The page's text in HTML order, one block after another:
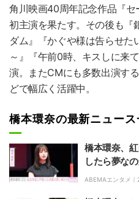
角川映画40周年記念作品『
初主演を果たす。その後も『
ダム』『かぐや様は告らせた
～』『午前0時、キスしに来
演。またCMにも多数出演す
どで幅広く活躍中。
橋本環奈の最新ニュース
橋本環奈、
したら夢な
ABEMAエンタメ｜